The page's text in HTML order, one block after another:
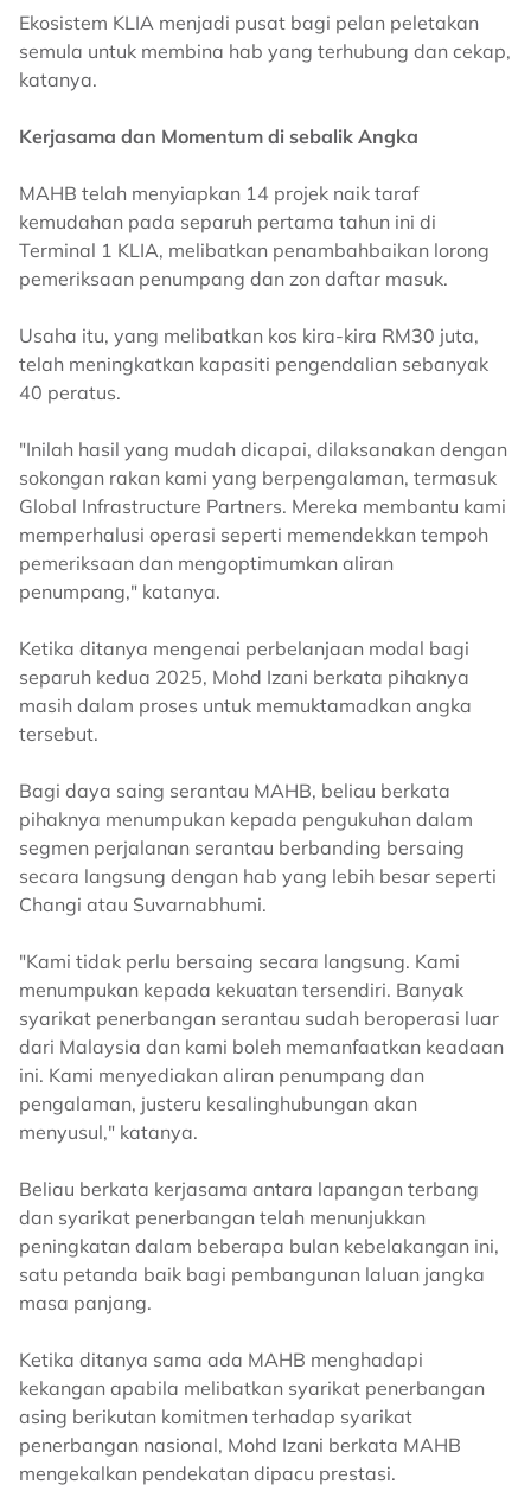
Ekosistem KLIA menjadi pusat bagi pelan peletakan
semula untuk membina hab yang terhubung dan cekap,
katanya.
Kerjasama dan Momentum di sebalik Angka
MAHB telah menyiapkan 14 projek naik taraf
kemudahan pada separuh pertama tahun ini di
Terminal 1 KLIA, melibatkan penambahbaikan lorong
pemeriksaan penumpang dan zon daftar masuk.
Usaha itu, yang melibatkan kos kira-kira RM30 juta,
telah meningkatkan kapasiti pengendalian sebanyak
40 peratus.
"Inilah hasil yang mudah dicapai, dilaksanakan dengan
sokongan rakan kami yang berpengalaman, termasuk
Global Infrastructure Partners. Mereka membantu kami
memperhalusi operasi seperti memendekkan tempoh
pemeriksaan dan mengoptimumkan aliran
penumpang," katanya.
Ketika ditanya mengenai perbelanjaan modal bagi
separuh kedua 2025, Mohd Izani berkata pihaknya
masih dalam proses untuk memuktamadkan angka
tersebut.
Bagi daya saing serantau MAHB, beliau berkata
pihaknya menumpukan kepada pengukuhan dalam
segmen perjalanan serantau berbanding bersaing
secara langsung dengan hab yang lebih besar seperti
Changi atau Suvarnabhumi.
"Kami tidak perlu bersaing secara langsung. Kami
menumpukan kepada kekuatan tersendiri. Banyak
syarikat penerbangan serantau sudah beroperasi luar
dari Malaysia dan kami boleh memanfaatkan keadaan
ini. Kami menyediakan aliran penumpang dan
pengalaman, justeru kesalinghubungan akan
menyusul," katanya.
Beliau berkata kerjasama antara lapangan terbang
dan syarikat penerbangan telah menunjukkan
peningkatan dalam beberapa bulan kebelakangan ini,
satu petanda baik bagi pembangunan laluan jangka
masa panjang.
Ketika ditanya sama ada MAHB menghadapi
kekangan apabila melibatkan syarikat penerbangan
asing berikutan komitmen terhadap syarikat
penerbangan nasional, Mohd Izani berkata MAHB
mengekalkan pendekatan dipacu prestasi.